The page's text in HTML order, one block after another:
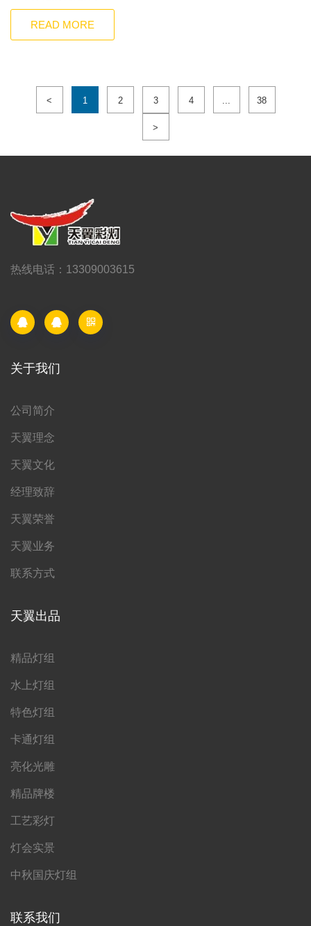
READ MORE
< 1 2 3 4 ... 38
>
热线电话：13309003615
关于我们
公司简介
天翼理念
天翼文化
经理致辞
天翼荣誉
天翼业务
联系方式
天翼出品
精品灯组
水上灯组
特色灯组
卡通灯组
亮化光雕
精品牌楼
工艺彩灯
灯会实景
中秋国庆灯组
联系我们